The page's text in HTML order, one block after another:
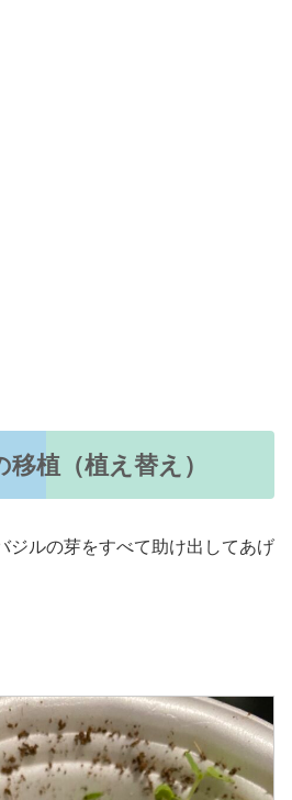
植（植え替え）
ジルの芽をすべて助け出してあげ